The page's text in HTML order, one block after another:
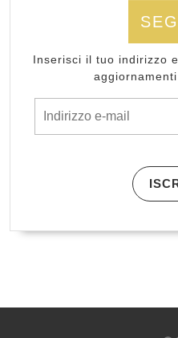
Inserisci il tuo indirizzo